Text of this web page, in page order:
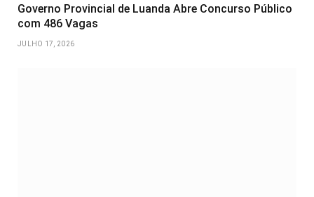
Governo Provincial de Luanda Abre Concurso Público
com 486 Vagas
JULHO 17, 2026